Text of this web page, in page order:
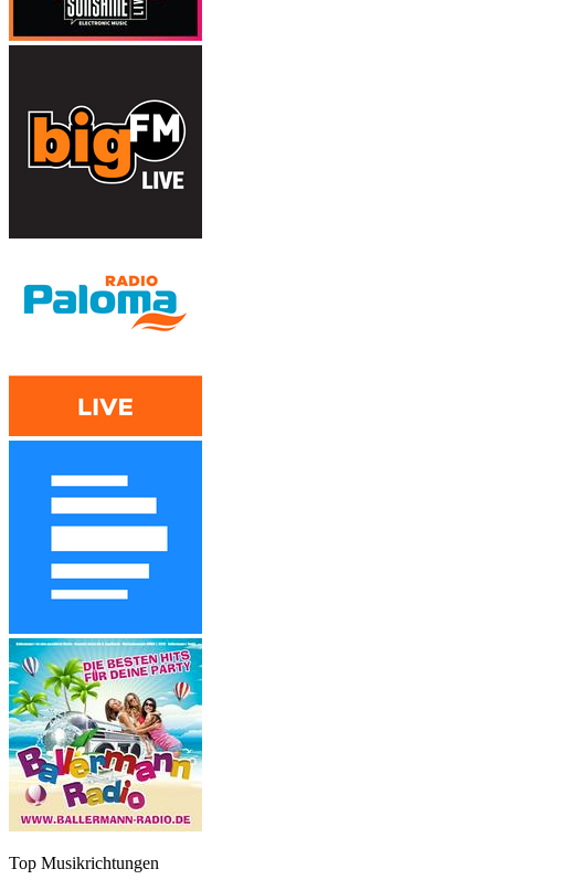
Top Musikrichtungen